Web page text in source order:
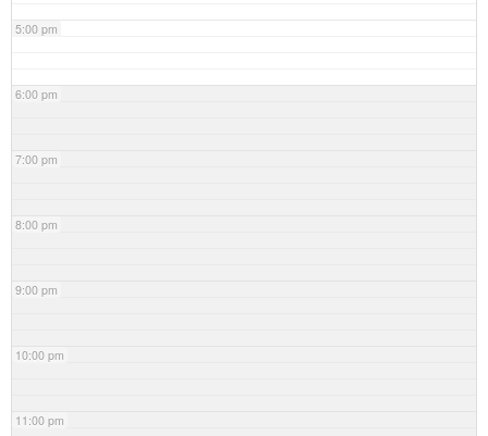
5:00 pm
6:00 pm
7:00 pm
8:00 pm
9:00 pm
10:00 pm
11:00 pm